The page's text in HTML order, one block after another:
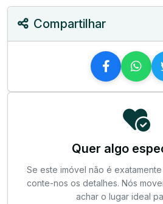
Compartilhar
Quer algo
Se este imóvel não é
conte-nos os detalhes. Nós
achar o lugar ideal